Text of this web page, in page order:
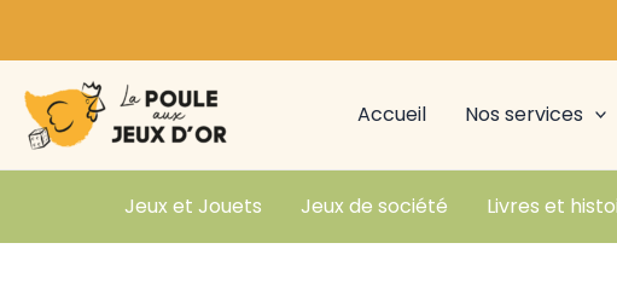
Accueil Nos services
Jeux et Jouets Jeux de société Livres et